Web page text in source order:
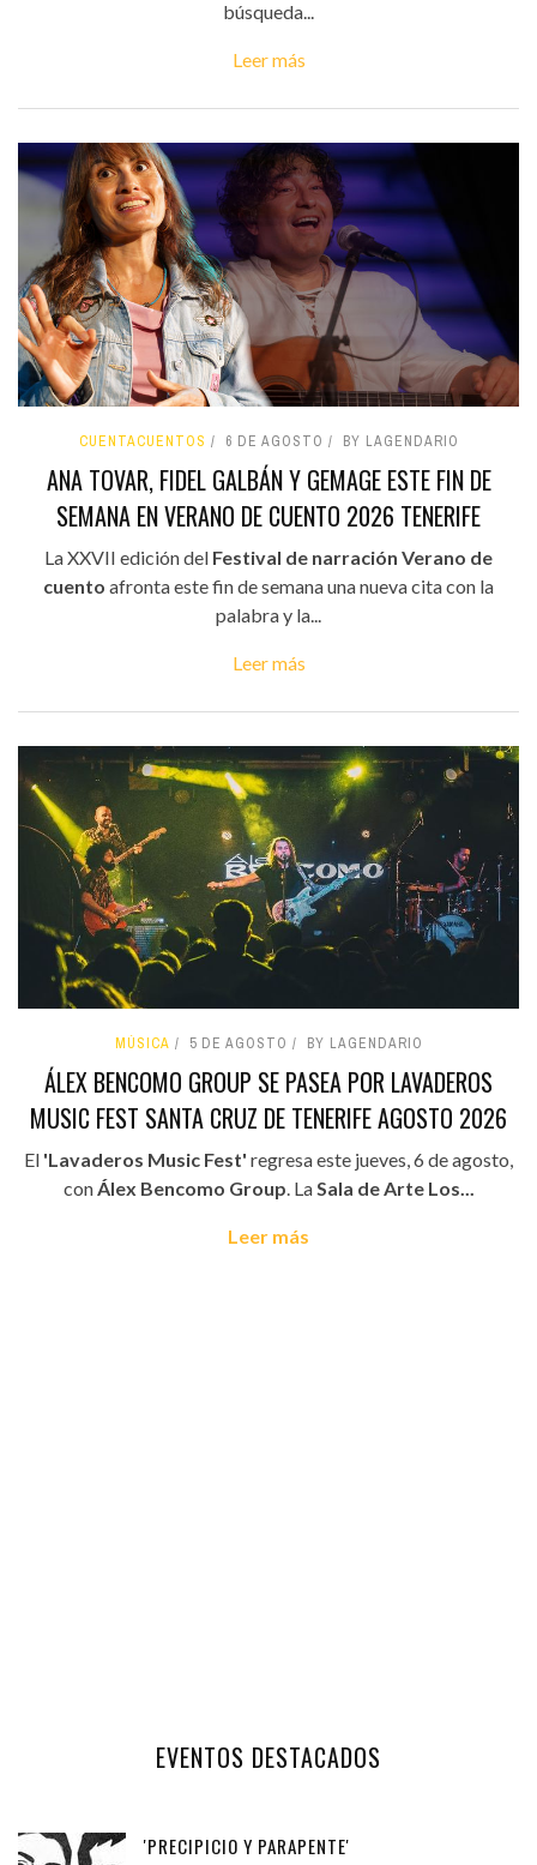
búsqueda...
Leer más
CUENTACUENTOS 6 DE AGOSTO BY LAGENDARIO
ANA TOVAR, FIDEL GALBÁN Y GEMAGE ESTE FIN DE
SEMANA EN VERANO DE CUENTO 2026 TENERIFE
La XXVII edición del Festival de narración Verano de
cuento afronta este fin de semana una nueva cita con la
palabra y la...
Leer más
MÚSICA 5 DE AGOSTO BY LAGENDARIO
ÁLEX BENCOMO GROUP SE PASEA POR LAVADEROS
MUSIC FEST SANTA CRUZ DE TENERIFE AGOSTO 2026
El 'Lavaderos Music Fest' regresa este jueves, 6 de agosto,
conÁlex Bencomo Group. LaSala de Arte Los...
Leer más
EVENTOS DESTACADOS
'PRECIPICIO Y PARAPENTE'